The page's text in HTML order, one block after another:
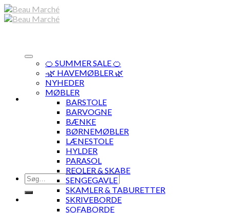
Skip
to
Søg
efter:
🍊 SUMMER SALE 🍊
·🌿 HAVEMØBLER 🌿
NYHEDER
MØBLER
BARSTOLE
BARVOGNE
BÆNKE
BØRNEMØBLER
LÆNESTOLE
HYLDER
PARASOL
REOLER & SKABE
SENGEGAVLE
SKAMLER & TABURETTER
SKRIVEBORDE
SOFABORDE